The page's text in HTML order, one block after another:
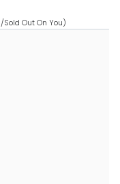
Out On You)